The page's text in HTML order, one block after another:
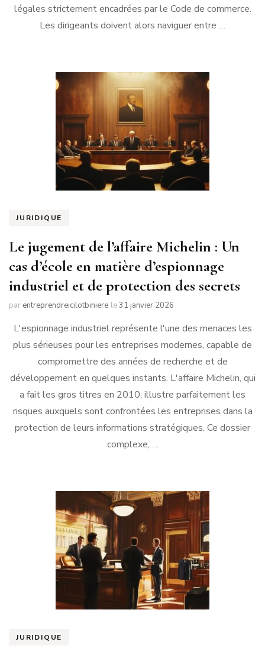
légales strictement encadrées par le Code de commerce.
Les dirigeants doivent alors naviguer entre …
JURIDIQUE
Le jugement de l’affaire Michelin : Un
cas d’école en matière d’espionnage
industriel et de protection des secrets
par entreprendreicilotbiniere le31 janvier 2026
L'espionnage industriel représente l'une des menaces les
plus sérieuses pour les entreprises modernes, capable de
compromettre des années de recherche et de
développement en quelques instants. L'affaire Michelin, qui
a fait les gros titres en 2010, illustre parfaitement les
risques auxquels sont confrontées les entreprises dans la
protection de leurs informations stratégiques. Ce dossier
complexe, …
JURIDIQUE